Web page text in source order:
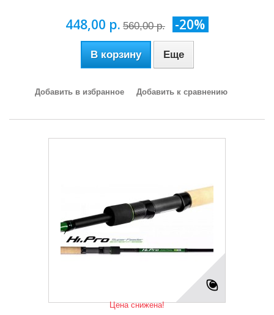
448,00 р. 560,00 р. -20%
В корзину Еще
Добавить в избранное Добавить к сравнению
Цена снижена!